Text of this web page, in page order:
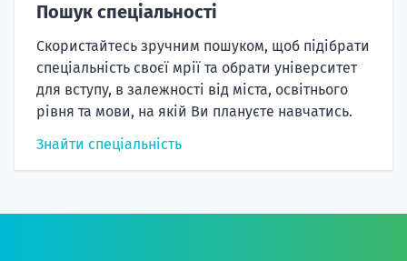
Пошук спеціальності
Скористайтесь зручним пошуком, щоб підібрати
спеціальність своєї мрії та обрати університет
для вступу, в залежності від міста, освітнього
рівня та мови, на якій Ви плануєте навчатись.
Знайти спеціальність